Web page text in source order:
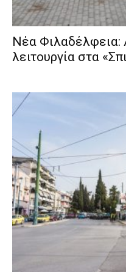
Νέα Φιλαδέλφεια:
λειτουργία στα